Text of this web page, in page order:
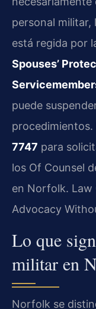
personal militar,
está regida por
Spouses’
puede
procedimientos.
7747 para
los Of Counsel
en Norfolk. Law
Advocacy
Lo que
militar en
Norfolk se